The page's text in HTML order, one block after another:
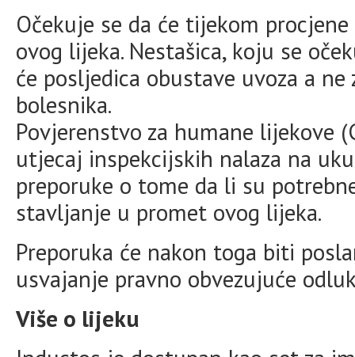
Očekuje se da će tijekom
ovog lijeka. Nestašica, koju se
će posljedica obustave uvoza a
bolesnika.
Povjerenstvo za humane lijekove
utjecaj inspekcijskih nalaza na
preporuke o tome da li su
stavljanje u promet ovog lijeka.
Preporuka će nakon toga biti
usvajanje pravno obvezujuće
Više o lijeku